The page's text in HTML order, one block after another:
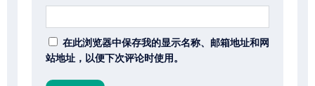
在此浏览器中保存我的显示名称、邮箱地址和网
站地址，以便下次评论时使用。